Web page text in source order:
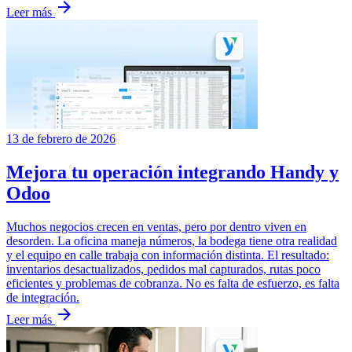
Leer más arrow_forward
13 de febrero de 2026
Mejora tu operación integrando Handy y
Odoo
Muchos negocios crecen en ventas, pero por dentro viven en
desorden. La oficina maneja números, la bodega tiene otra realidad
y el equipo en calle trabaja con información distinta. El resultado:
inventarios desactualizados, pedidos mal capturados, rutas poco
eficientes y problemas de cobranza. No es falta de esfuerzo, es falta
de integración.
Leer más arrow_forward